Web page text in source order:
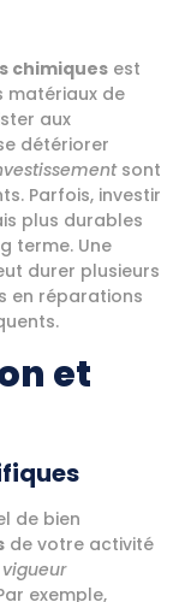
chimiques est
matériaux de
aux
détériorer
sont
Parfois, investir
plus durables
terme. Une
durer plusieurs
en réparations
et
de bien
de votre activité
exemple,